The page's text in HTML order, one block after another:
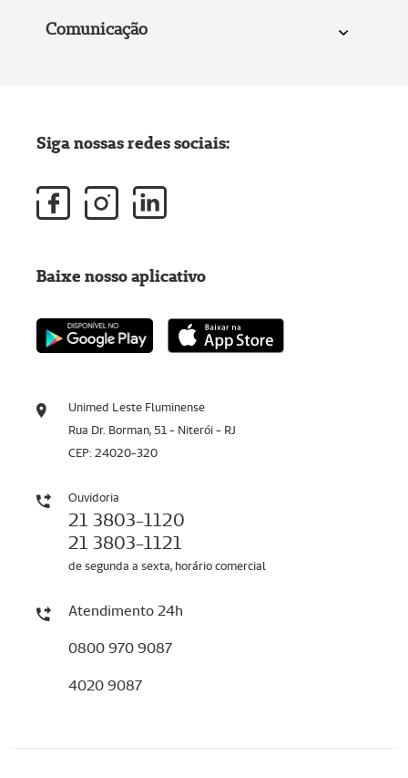
Comunicação
Unimed Leste Fluminense
Rua Dr. Borman, 51 - Niterói - RJ
CEP: 24020-320
Ouvidoria
21 3803-1120
21 3803-1121
de segunda a sexta, horário comercial
Atendimento 24h
0800 970 9087
4020 9087
Siga nossas redes sociais:
Baixe nosso aplicativo